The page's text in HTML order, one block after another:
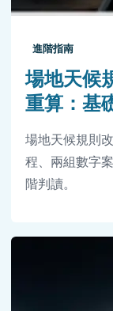
進階指南
場地天候
重算：基
場地天候規則
程、兩組數字
階判讀。